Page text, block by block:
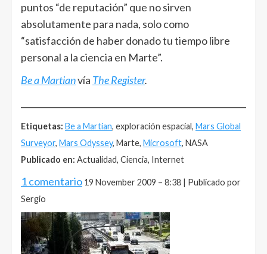
puntos “de reputación” que no sirven
absolutamente para nada, solo como
“satisfacción de haber donado tu tiempo libre
personal a la ciencia en Marte”.
Be a Martianvía The Register.
Etiquetas: Be a Martian, exploración espacial, Mars Global
Surveyor, Mars Odyssey, Marte, Microsoft, NASA
Publicado en: Actualidad, Ciencia, Internet
1 comentario 19 November 2009 – 8:38 | Publicado por
Sergio